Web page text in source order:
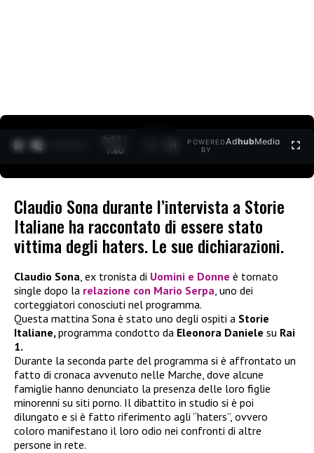
0:27 /
1:40
POWERED
BY
AdhubMedia
Claudio Sona durante l’intervista a Storie
Italiane ha raccontato di essere stato
vittima degli haters. Le sue dichiarazioni.
Claudio Sona, ex tronista di Uomini e Donne è tornato
single dopo la relazione con Mario Serpa, uno dei
corteggiatori conosciuti nel programma.
Questa mattina Sona è stato uno degli ospiti a Storie
Italiane,programma condotto da Eleonora Daniele su Rai
1.
Durante la seconda parte del programma si è affrontato un
fatto di cronaca avvenuto nelle Marche, dove alcune
famiglie hanno denunciato la presenza delle loro figlie
minorenni su siti porno. Il dibattito in studio si è poi
dilungato e si è fatto riferimento agli “haters”, ovvero
coloro manifestano il loro odio nei confronti di altre
persone in rete.